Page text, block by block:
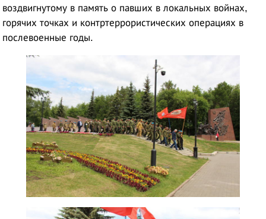
воздвигнутому в память о павших в локальных войнах,
горячих точках и контртеррористических операциях в
послевоенные годы.